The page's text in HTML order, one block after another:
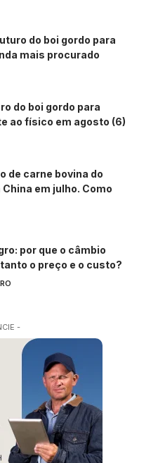
do boi gordo para
mais procurado
do boi gordo para
ao físico em agosto (6)
de carne bovina do
em julho. Como
por que o câmbio
o preço e o custo?
-